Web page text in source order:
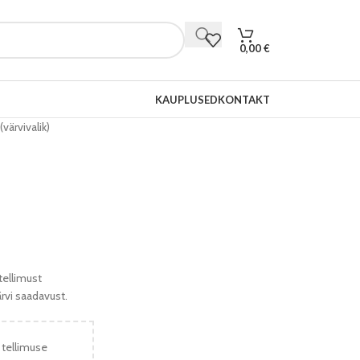
0,00€
KAUPLUSEDKONTAKT
saadavust.